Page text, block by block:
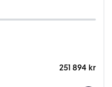
251 894 kr